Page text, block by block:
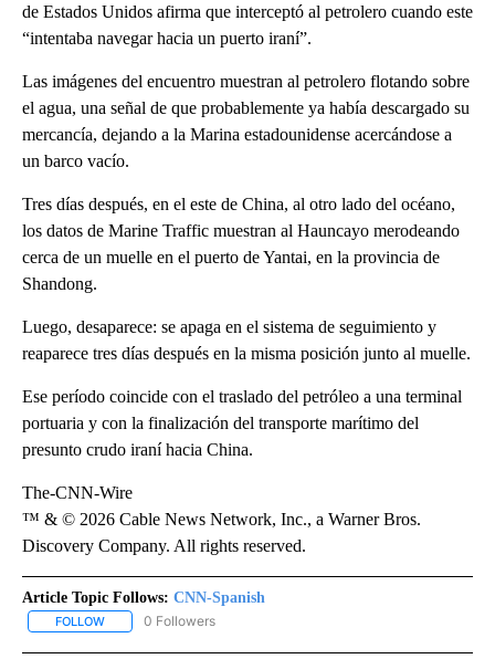
de Estados Unidos afirma que interceptó al petrolero cuando este
“intentaba navegar hacia un puerto iraní”.
Las imágenes del encuentro muestran al petrolero flotando sobre
el agua, una señal de que probablemente ya había descargado su
mercancía, dejando a la Marina estadounidense acercándose a
un barco vacío.
Tres días después, en el este de China, al otro lado del océano,
los datos de Marine Traffic muestran al Hauncayo merodeando
cerca de un muelle en el puerto de Yantai, en la provincia de
Shandong.
Luego, desaparece: se apaga en el sistema de seguimiento y
reaparece tres días después en la misma posición junto al muelle.
Ese período coincide con el traslado del petróleo a una terminal
portuaria y con la finalización del transporte marítimo del
presunto crudo iraní hacia China.
The-CNN-Wire
™ & © 2026 Cable News Network, Inc., a Warner Bros.
Discovery Company. All rights reserved.
Article Topic Follows: CNN-Spanish
FOLLOW FOLLOW "CNN-SPANISH" TO RECEIVE NOTIFICATIONS ABOUT
0 Followers